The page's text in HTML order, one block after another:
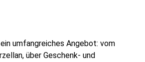
umfangreiches Angebot: vom
über Geschenk- und